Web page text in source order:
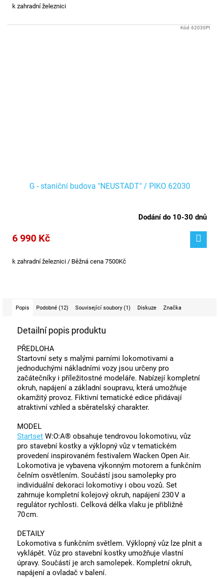
k zahradní železnici
G - staniční budova "NEUSTADT" / PIKO 62030
Dodání do 10-30 dnů
6 990 Kč
k zahradní železnici / Běžná cena 7500Kč
Kód:62030PI
Popis Podobné (12) Související soubory (1) Diskuze Značka
Detailní popis produktu
PŘEDLOHA
Startovní sety s malými parními lokomotivami a
jednoduchými nákladními vozy jsou určeny pro
začátečníky i příležitostné modeláře. Nabízejí kompletní
okruh, napájení a základní soupravu, která umožňuje
okamžitý provoz. Fiktivní tematické edice přidávají
atraktivní vzhled a sběratelský charakter.
MODEL
Startset W:O:A® obsahuje tendrovou lokomotivu, vůz
pro stavební kostky a výklopný vůz v tematickém
provedení inspirovaném festivalem Wacken Open Air.
Lokomotiva je vybavena výkonným motorem a funkčním
čelním osvětlením. Součástí jsou samolepky pro
individuální dekoraci lokomotivy i obou vozů. Set
zahrnuje kompletní kolejový okruh, napájení 230 V a
regulátor rychlosti. Celková délka vlaku je přibližně
70 cm.
DETAILY
Lokomotiva s funkčním světlem. Výklopný vůz lze plnit a
vyklápět. Vůz pro stavební kostky umožňuje vlastní
úpravy. Součástí je arch samolepek. Kompletní okruh,
napájení a ovladač v balení.